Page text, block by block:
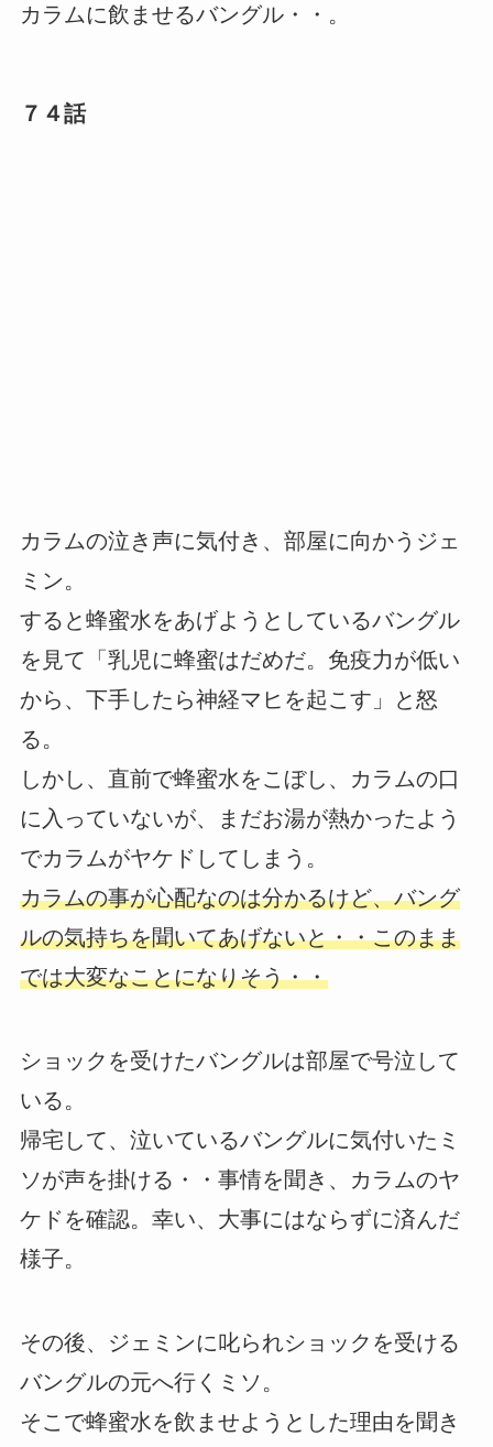
カラムに飲ませるバングル・・。
７４話
カラムの泣き声に気付き、部屋に向かうジェ
ミン。
すると蜂蜜水をあげようとしているバングル
を見て「乳児に蜂蜜はだめだ。免疫力が低い
から、下手したら神経マヒを起こす」と怒
る。
しかし、直前で蜂蜜水をこぼし、カラムの口
に入っていないが、まだお湯が熱かったよう
でカラムがヤケドしてしまう。
カラムの事が心配なのは分かるけど、バング
ルの気持ちを聞いてあげないと・・このまま
では大変なことになりそう・・
ショックを受けたバングルは部屋で号泣して
いる。
帰宅して、泣いているバングルに気付いたミ
ソが声を掛ける・・事情を聞き、カラムのヤ
ケドを確認。幸い、大事にはならずに済んだ
様子。
その後、ジェミンに叱られショックを受ける
バングルの元へ行くミソ。
そこで蜂蜜水を飲ませようとした理由を聞き